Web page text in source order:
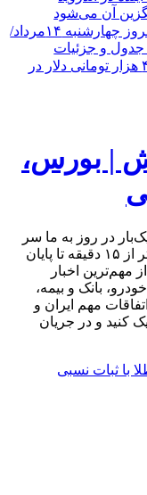
آن می‌شود
قیمت طلا و سکه امروز چهارشنبه ۱۴مرداد/
و جزئیات
پشت پرده نوسان ۴۴ هزار تومانی دلار در
| بورس،
در روز به ما سر
بزنید! هر شب ساعت ۲۳:۴۵، زمانی که کمتر از ۱۵ دقیقه تا پایان
مهم‌ترین اخبار
بانک و بیمه،
مهم ایران و
کنید. کلیک کنید و در جریان